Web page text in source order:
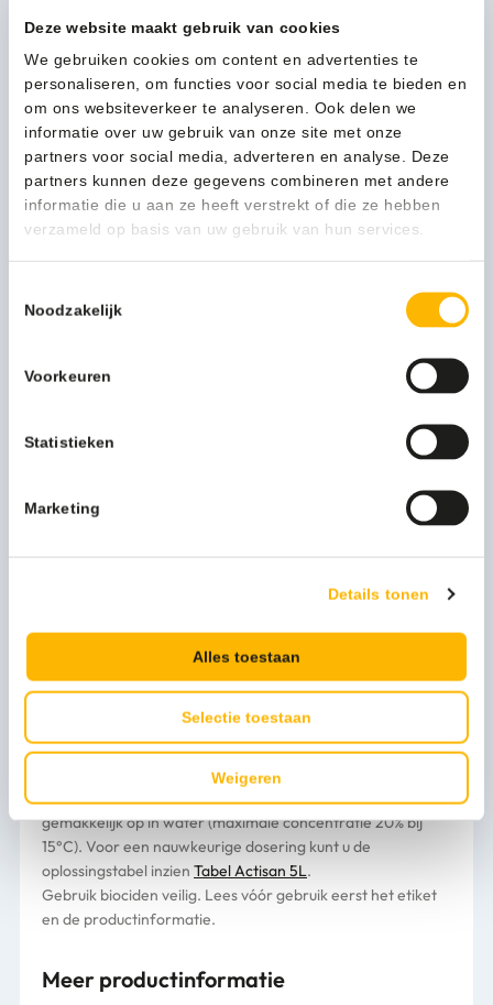
Deze website maakt gebruik van cookies
We gebruiken cookies om content en advertenties te
personaliseren, om functies voor social media te bieden en
om ons websiteverkeer te analyseren. Ook delen we
informatie over uw gebruik van onze site met onze
partners voor social media, adverteren en analyse. Deze
partners kunnen deze gegevens combineren met andere
informatie die u aan ze heeft verstrekt of die ze hebben
verzameld op basis van uw gebruik van hun services.
Noodzakelijk
Voorkeuren
Statistieken
Marketing
Details tonen
Alles toestaan
Selectie toestaan
Weigeren
Actisan
5L
chloortabletten
300
tabletten
pot
-
103042
aantal
1-3 werkdagen
Kan ik u helpen?
Neem contact op
Actisan-5L bestaat vrijwel uitsluitend uit werkzame stof.
Deze werkzame stof is zeer stabiel en geeft daardoor zeer
desinfectiemiddel gaat een chemische reactie (oxidatie,
feitelijk een verbrandingsreactie) aan met micro-
organismen. Resistentie vorming is daardoor niet mogelijk.
Door de tabletvorm voor 5 liter water is Actisan-5L zeer
neutrale pH-waarde mist Actisan-5L de agressiviteit van
bijvoorbeeld natriumhypochloriet (chloorbleekloog).
Bovendien geeft Actisan-5L zowel bij lage als hoge PH-
waarden goede desinfectie resultaten. Actisan-5L lost
gemakkelijk op in water (maximale concentratie 20% bij
15°C). Voor een nauwkeurige dosering kunt u de
oplossingstabel inzien Tabel Actisan 5L.
Gebruik biociden veilig. Lees vóór gebruik eerst het etiket
en de productinformatie.
Meer productinformatie